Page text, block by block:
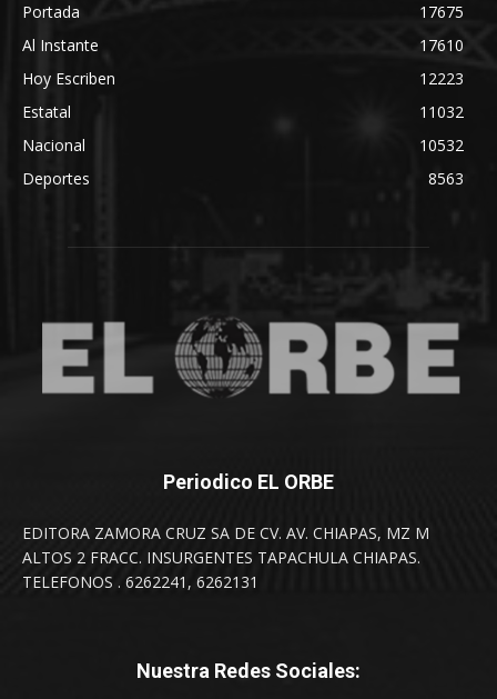
Portada
17675
Al Instante
17610
Hoy Escriben
12223
Estatal
11032
Nacional
10532
Deportes
8563
Periodico EL ORBE
EDITORA ZAMORA CRUZ SA DE CV. AV. CHIAPAS, MZ M
ALTOS 2 FRACC. INSURGENTES TAPACHULA CHIAPAS.
TELEFONOS . 6262241, 6262131
Nuestra Redes Sociales: